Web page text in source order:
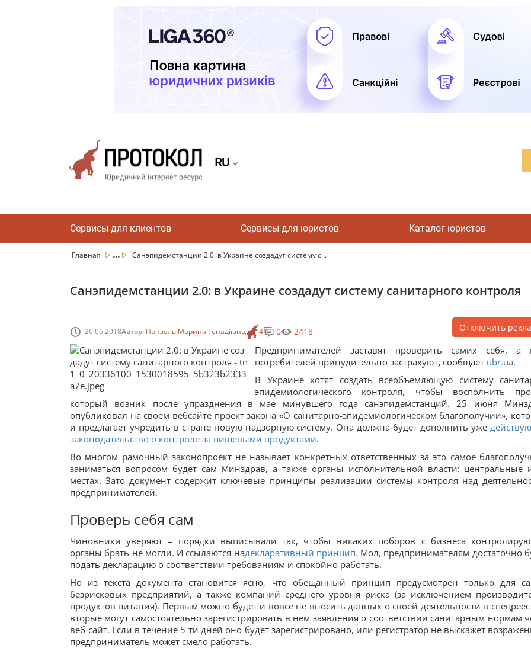
RU
Сервисы для клиентов Сервисы для юристов Каталог юристов
Главная ... Санэпидемстанции 2.0: в Украине создадут систему с...
Санэпидемстанции 2.0: в Украине создадут систему санитарного контроля
26.06.2018Автор: Понзель Марина Генадіївна 4 0 2418 Отключить
Предпринимателей заставят проверить самих себя, а
потребителей принудительно застрахуют, сообщает ubr.ua.
В Украине хотят создать всеобъемлющую систему
эпидемиологического контроля, чтобы восполнить
который возник после упразднения в мае минувшего года санэпидемстанций. 25 июня
опубликовал на своем вебсайте проект закона «О санитарно-эпидемиологическом благополучии»,
и предлагает учредить в стране новую надзорную систему. Она должна будет дополнить уже
законодательство о контроле за пищевыми продуктами.
Во многом рамочный законопроект не называет конкретных ответственных за это самое
заниматься вопросом будет сам Минздрав, а также органы исполнительной власти: центральные
местах. Зато документ содержит ключевые принципы реализации системы контроля над
предпринимателей.
Проверь себя сам
Чиновники уверяют – порядки выписывали так, чтобы никаких поборов с бизнеса
органы брать не могли. И ссылаются надекларативный принцип. Мол, предпринимателям достаточно
подать декларацию о соответствии требованиям и спокойно работать.
Но из текста документа становится ясно, что обещанный принцип предусмотрен только для
безрисковых предприятий, а также компаний среднего уровня риска (за исключением
продуктов питания). Первым можно будет и вовсе не вносить данных о своей деятельности в
вторые могут самостоятельно зарегистрировать в нем заявления о соответствии санитарным нормам
веб-сайт. Если в течение 5-ти дней оно будет зарегистрировано, или регистратор не выскажет
предприниматель может смело работать.